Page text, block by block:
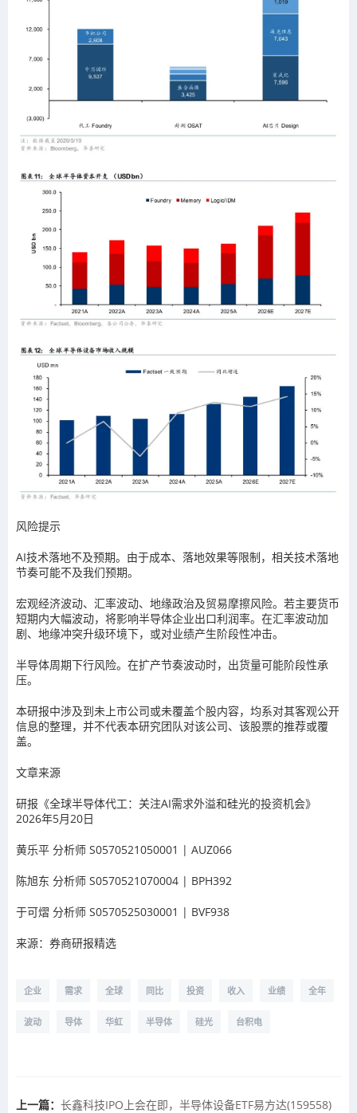
风险提示
AI技术落地不及预期。由于成本、落地效果等限制，相关技术落地
节奏可能不及我们预期。
宏观经济波动、汇率波动、地缘政治及贸易摩擦风险。若主要货币
短期内大幅波动，将影响半导体企业出口利润率。在汇率波动加
剧、地缘冲突升级环境下，或对业绩产生阶段性冲击。
半导体周期下行风险。在扩产节奏波动时，出货量可能阶段性承
压。
本研报中涉及到未上市公司或未覆盖个股内容，均系对其客观公开
信息的整理，并不代表本研究团队对该公司、该股票的推荐或覆
盖。
文章来源
研报《全球半导体代工：关注AI需求外溢和硅光的投资机会》
2026年5月20日
黄乐平 分析师 S0570521050001 | AUZ066
陈旭东 分析师 S0570521070004 | BPH392
于可熠 分析师 S0570525030001 | BVF938
来源：券商研报精选
企业 需求 全球 同比 投资 收入 业绩 全年
波动 导体 华虹 半导体 硅光 台积电
上一篇： 长鑫科技IPO上会在即，半导体设备ETF易方达(159558)